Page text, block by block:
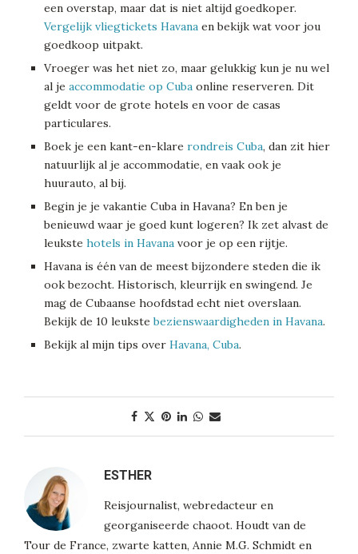
een overstap, maar dat is niet altijd goedkoper.
Vergelijk vliegtickets Havana en bekijk wat voor jou
goedkoop uitpakt.
Vroeger was het niet zo, maar gelukkig kun je nu wel
al je accommodatie op Cuba online reserveren. Dit
geldt voor de grote hotels en voor de casas
particulares.
Boek je een kant-en-klare rondreis Cuba, dan zit hier
natuurlijk al je accommodatie, en vaak ook je
huurauto, al bij.
Begin je je vakantie Cuba in Havana? En ben je
benieuwd waar je goed kunt logeren? Ik zet alvast de
leukste hotels in Havana voor je op een rijtje.
Havana is één van de meest bijzondere steden die ik
ook bezocht. Historisch, kleurrijk en swingend. Je
mag de Cubaanse hoofdstad echt niet overslaan.
Bekijk de 10 leukstebezienswaardigheden in Havana.
Bekijk al mijn tips over Havana, Cuba.
ESTHER
Reisjournalist, webredacteur en
georganiseerde chaoot. Houdt van de
Tour de France, zwarte katten, Annie M.G. Schmidt en